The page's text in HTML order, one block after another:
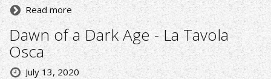
Read more
Dawn of a Dark Age - La Tavola
Osca
July 13, 2020